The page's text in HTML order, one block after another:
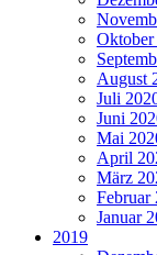
August
Juli
Juni
Mai
April
März
Februar
Januar
2019